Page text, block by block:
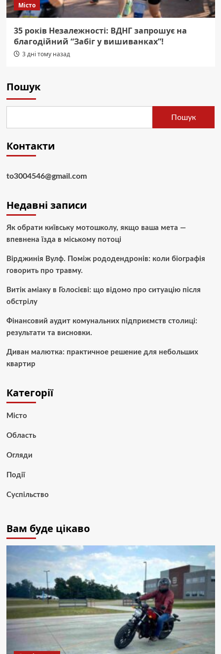
Місто
35 років Незалежності: ВДНГ запрошує на
благодійний “Забіг у вишиванках”!
3 дні тому назад
Пошук
Пошук
Контакти
to3004546@gmail.com
Недавні записи
Як обрати київську мотошколу, якщо ваша мета —
впевнена їзда в міському потоці
Вірджинія Вулф. Поміж рододендронів: коли біографія
говорить про травму.
Витік аміаку в Голосієві: що відомо про ситуацію після
обстрілу
Фінансовий аудит комунальних підприємств столиці:
результати та висновки.
Диван малютка: практичное решение для небольших
квартир
Категорії
Місто
Область
Огляди
Події
Суспільство
Вам буде цікаво